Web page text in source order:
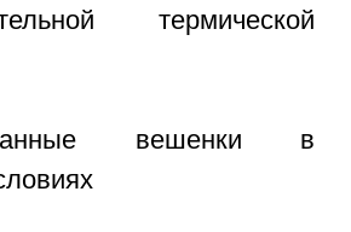
термической